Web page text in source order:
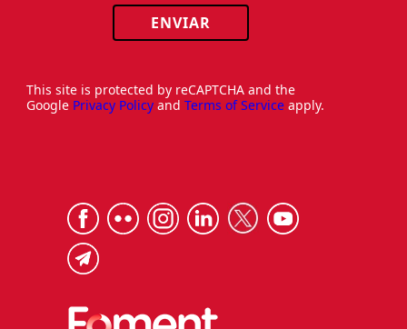
ENVIAR
This site is protected by reCAPTCHA and the
Google Privacy Policy and Terms of Service apply.